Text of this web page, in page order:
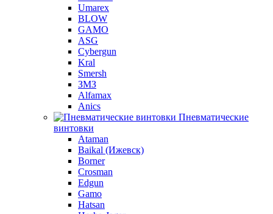
Umarex
BLOW
GAMO
ASG
Cybergun
Kral
Smersh
ЗМЗ
Alfamax
Anics
Пневматические
винтовки
Ataman
Baikal (Ижевск)
Borner
Crosman
Edgun
Gamo
Hatsan